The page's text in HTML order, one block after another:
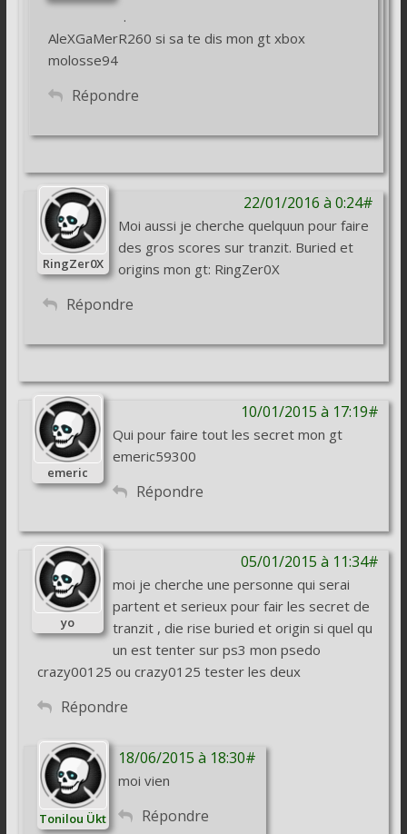
.
AleXGaMerR260 si sa te dis mon gt xbox
molosse94
Répondre
22/01/2016 à 0:24#
RingZer0X
Moi aussi je cherche quelquun pour faire
des gros scores sur tranzit. Buried et
origins mon gt: RingZer0X
Répondre
10/01/2015 à 17:19#
emeric
Qui pour faire tout les secret mon gt
emeric59300
Répondre
05/01/2015 à 11:34#
yo
moi je cherche une personne qui serai
partent et serieux pour fair les secret de
tranzit , die rise buried et origin si quel qu
un est tenter sur ps3 mon psedo
crazy00125 ou crazy0125 tester les deux
Répondre
18/06/2015 à 18:30#
Tonilou Ükt
moi vien
Répondre